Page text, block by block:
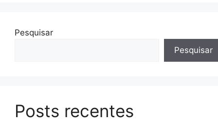
Pesquisar
Pesquisar
Posts recentes